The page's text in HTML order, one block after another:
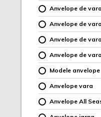
Anvelope de
Anvelope de
Anvelope de
Anvelope de
Modele anvelope
Anvelope vara
Anvelope All